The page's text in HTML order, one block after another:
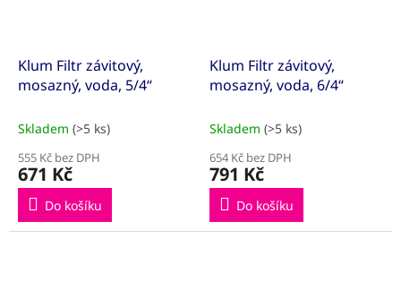
Klum Filtr závitový,
mosazný, voda, 5/4“
Skladem (>5 ks)
555 Kč bez DPH
671 Kč
Do košíku
Klum Filtr závitový,
mosazný, voda, 6/4“
Skladem (>5 ks)
654 Kč bez DPH
791 Kč
Do košíku